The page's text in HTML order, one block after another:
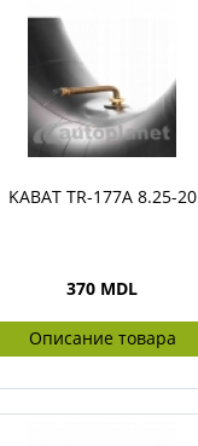
KABAT TR-177A 8.25-20
370 MDL
Описание товара